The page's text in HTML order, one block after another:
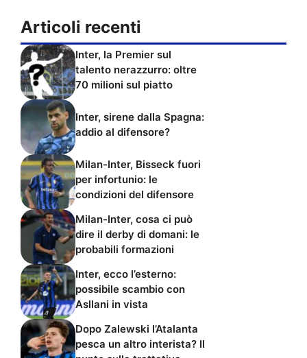
Articoli recenti
Inter, la Premier sul
talento nerazzurro: oltre
70 milioni sul piatto
Inter, sirene dalla Spagna:
addio al difensore?
Milan-Inter, Bisseck fuori
per infortunio: le
condizioni del difensore
Milan-Inter, cosa ci può
dire il derby di domani: le
probabili formazioni
Inter, ecco l’esterno:
possibile scambio con
Asllani in vista
Dopo Zalewski l’Atalanta
pesca un altro interista? Il